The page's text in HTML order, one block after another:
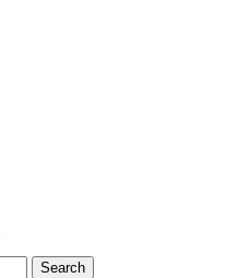
Search